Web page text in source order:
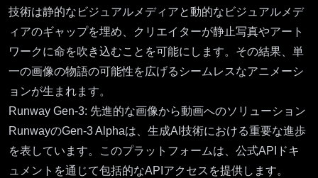
技術は静的なビジュアルメディアと動的なビジュアルメデ
ィアのギャップを埋め、クリエイターが静止写真やアート
ワークに命を吹き込むことを可能にします。その結果、単
一の画像の物語の可能性を広げるシームレスなアニメーシ
ョンが生まれます。
Runway Gen-3: 先進的な画像から動画へのソリューション
RunwayのGen-3 Alphaは、生成AI技術における重要な進歩
を表しています。このプラットフォームは、 公式APIドキ
ュメント を通じて包括的なAPIアクセスを提供します。